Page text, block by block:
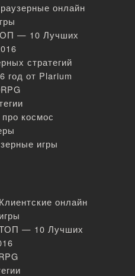
онлайн
— 10 Лучших
стратегий
год от Plarium
космос
игры
Клиентские онлайн
игры
— 10 Лучших